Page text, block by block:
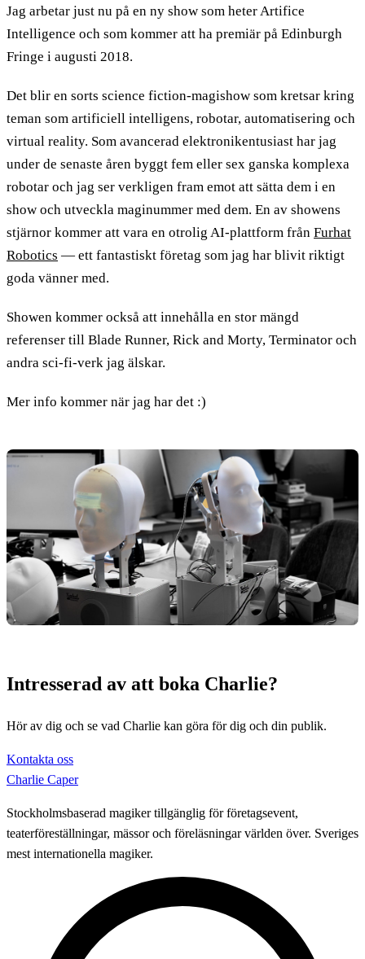
Jag arbetar just nu på en ny show som heter Artifice
Intelligence och som kommer att ha premiär på Edinburgh
Fringe i augusti 2018.
Det blir en sorts science fiction-magishow som kretsar kring
teman som artificiell intelligens, robotar, automatisering och
virtual reality. Som avancerad elektronikentusiast har jag
under de senaste åren byggt fem eller sex ganska komplexa
robotar och jag ser verkligen fram emot att sätta dem i en
show och utveckla maginummer med dem. En av showens
stjärnor kommer att vara en otrolig AI-plattform från Furhat
Robotics — ett fantastiskt företag som jag har blivit riktigt
goda vänner med.
Showen kommer också att innehålla en stor mängd
referenser till Blade Runner, Rick and Morty, Terminator och
andra sci-fi-verk jag älskar.
Mer info kommer när jag har det :)
Intresserad av att boka Charlie?
Hör av dig och se vad Charlie kan göra för dig och din publik.
Kontakta oss
Charlie Caper
Stockholmsbaserad magiker tillgänglig för företagsevent,
teaterföreställningar, mässor och föreläsningar världen över. Sveriges
mest internationella magiker.